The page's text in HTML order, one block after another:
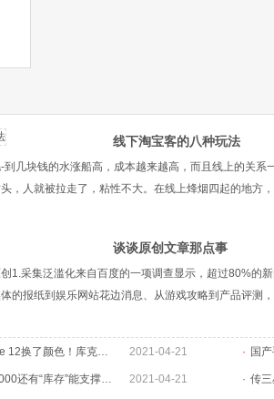
线下淘宝客的八种玩法
几块钱的水涨船高，成本越来越高，而且线上的关系
，人就被拉走了，粘性不大。在线上烽烟四起的地方
谈谈原创文章那点事
1.采集泛滥化来自百度的一项调查显示，超过80%的
的报纸到娱乐网站花边消息、从游戏攻略到产品评测
颜色！库克：最畅销机型 2021-04-21 · 国产
“库存”能支撑公司活得更 2021-04-21 · 传